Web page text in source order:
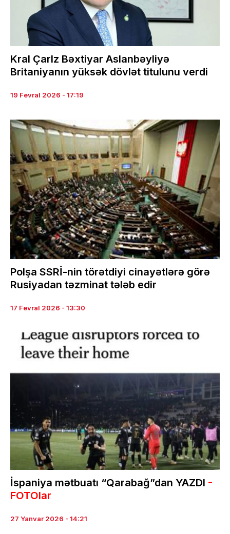
Kral Çarlz Bəxtiyar Aslanbəyliyə
Britaniyanın yüksək dövlət titulunu verdi
19 Fevral 2026 - 17:19
Polşa SSRİ-nin törətdiyi cinayətlərə görə
Rusiyadan təzminat tələb edir
17 Fevral 2026 - 13:30
İspaniya mətbuatı “Qarabağ”dan YAZDI -
FOTOlar
27 Yanvar 2026 - 14:21